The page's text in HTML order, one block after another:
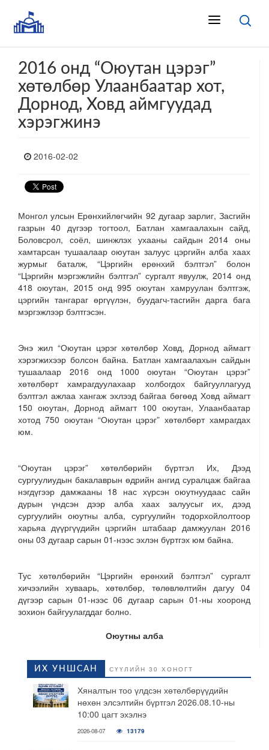
2016 онд “Оюутан цэрэг”
хөтөлбөр Улаанбаатар хот,
Дорнод, Ховд аймгуудад
хэрэгжинэ
2016-02-02
Монгол улсын Ерөнхийлөгчийн 92 дугаар зарлиг, Засгийн
газрын 40 дүгээр тогтоол, Батлан хамгаалахын сайд,
Боловсрол, соёл, шинжлэх ухааны сайдын 2014 оны
хамтарсан тушаалаар оюутан залуус цэргийн алба хаах
журмыг баталж, “Цэргийн ерөнхий бэлтгэл” болон
“Цэргийн мэргэжлийн бэлтгэл” сургалт явуулж, 2014 онд
418 оюутан, 2015 онд 995 оюутан хамруулан бэлтгэж,
цэргийн тангараг өргүүлэн, буудагч-тасгийн дарга бага
мэргэжлээр бэлтгэсэн.
Энэ жил “Оюутан цэрэг хөтөлбөр Ховд, Дорнод аймагт
хэрэгжихээр болсон байна. Батлан хамгаалахын сайдын
тушаалаар 2016 онд 1000 оюутан “Оюутан цэрэг”
хөтөлбөрт хамрагдуулахаар холбогдох байгууллагууд
бэлтгэл ажлаа хангаж эхлээд байгаа бөгөөд Ховд аймагт
150 оюутан, Дорнод аймагт 100 оюутан, Улаанбаатар
хотод 750 оюутан “Оюутан цэрэг” хөтөлбөрт хамрагдах
юм.
“Оюутан цэрэг” хөтөлбөрийн бүртгэл Их, Дээд
сургуулиудын бакалаврын өдрийн ангид суралцаж байгаа
нэгдүгээр дамжааны 18 нас хүрсэн оюутнуудаас сайн
дурын үндсэн дээр алба хаах залуусыг их, дээд
сургуулийн оюутны алба, сургуулийн тодорхойлолтоор
харьяа дүүргүүдийн цэргийн штабаар дамжуулан 2016
оны 03 дугаар сарын 01-нээс эхлэн бүртгэх юм байна.
Тус хөтөлбөрийн “Цэргийн ерөнхий бэлтгэл” сургалт
хичээлийн хуваарь, хөтөлбөр, төлөвлөлтийн дагуу 04
дүгээр сарын 01-нээс 06 дугаар сарын 01-ны хооронд
зохион байгуулагддаг болно.
Оюутны алба
ИХ УНШСАН СҮҮЛИЙН 30 ХОНОГТ
Хяналтын тоо үлдсэн хөтөлбөрүүдийн
нөхөн элсэлтийн бүртгэл 2026.08.10-ны
10:00 цагт эхэлнэ
2026-08-07 13179